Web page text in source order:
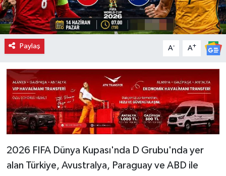
Paylaş A- A+
2026 FIFA Dünya Kupası'nda D Grubu'nda yer
alan Türkiye, Avustralya, Paraguay ve ABD ile